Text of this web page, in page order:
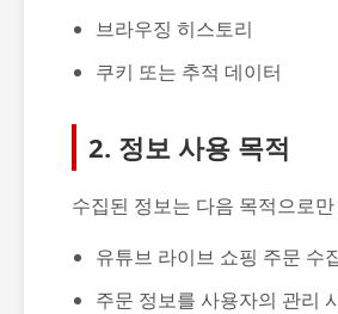
브라우징 히스토리
쿠키 또는 추적 데이터
2. 정보 사용 목적
수집된 정보는 다음 목적으로
유튜브 라이브 쇼핑 주문 수
주문 정보를 사용자의 관리